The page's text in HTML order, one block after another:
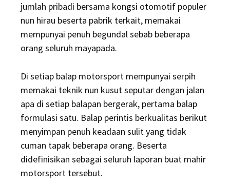
jumlah pribadi bersama kongsi otomotif populer
nun hirau beserta pabrik terkait, memakai
mempunyai penuh begundal sebab beberapa
orang seluruh mayapada.
Di setiap balap motorsport mempunyai serpih
memakai teknik nun kusut seputar dengan jalan
apa di setiap balapan bergerak, pertama balap
formulasi satu. Balap perintis berkualitas berikut
menyimpan penuh keadaan sulit yang tidak
cuman tapak beberapa orang. Beserta
didefinisikan sebagai seluruh laporan buat mahir
motorsport tersebut.